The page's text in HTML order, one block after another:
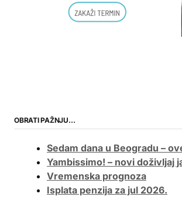
OBRATI PAŽNJU…
Sedam dana u Beogradu –
Yambissimo! – novi doživljaj
Vremenska prognoza
Isplata penzija za jul 2026.